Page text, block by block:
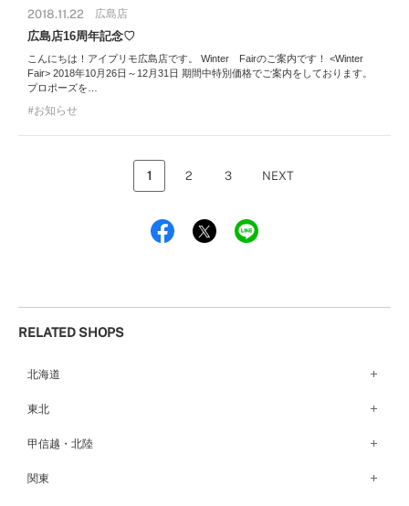
2018.11.22 広島店
広島店16周年記念♡
こんにちは！アイプリモ広島店です。 Winter Fairのご案内です！ <Winter
Fair> 2018年10月26日～12月31日 期間中特別価格でご案内をしております。
プロポーズを…
お知らせ
1 2 3 NEXT
RELATED SHOPS
北海道
札幌店（134）
東北
弘前パークホテル店（180）
甲信越・北陸
甲府店（63）
関東